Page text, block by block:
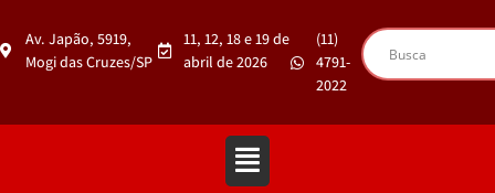
Av. Japão, 5919,
Mogi das Cruzes/SP
11, 12, 18 e 19 de
abril de 2026
(11)
4791-
2022